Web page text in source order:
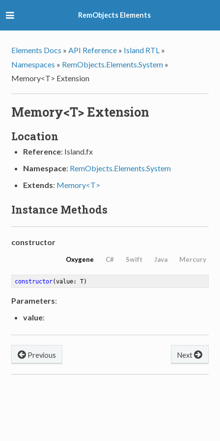
RemObjects Elements
Elements Docs » API Reference » Island RTL »
Namespaces » RemObjects.Elements.System »
Memory<T> Extension
Memory<T> Extension
Location
Reference: Island.fx
Namespace: RemObjects.Elements.System
Extends: Memory<T>
Instance Methods
constructor
Oxygene C# Swift Java Mercury
constructor(value: T)
Parameters:
value:
Next
Previous